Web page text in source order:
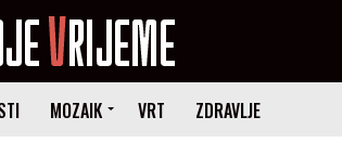
MOZAIK VRT ZDRAVLJE